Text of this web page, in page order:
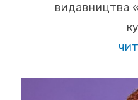
видавництва